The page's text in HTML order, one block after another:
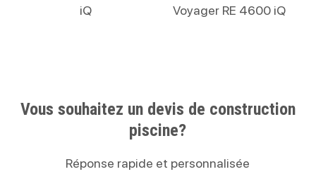
iQ
Voyager RE 4600 iQ
Vous souhaitez un devis de construction
piscine?
Réponse rapide et personnalisée